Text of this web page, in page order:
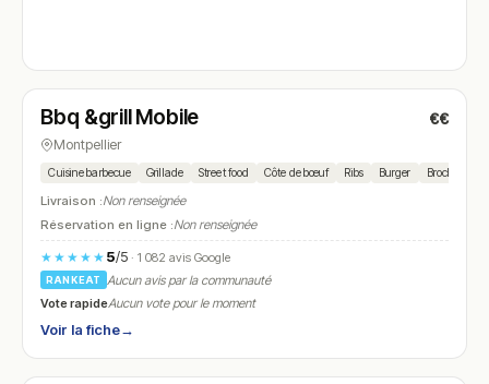
N° 4
Bbq &grill Mobile €€
Montpellier
Cuisine barbecue Grillade Street food Côte de bœuf Ribs Burger Brochettes
Livraison :Non renseignée
Réservation en ligne :Non renseignée
★★★★★ 5/5· 1 082 avis Google
RANKEAT
Aucun avis par la communauté
Vote rapideAucun vote pour le moment
Voir la fiche→